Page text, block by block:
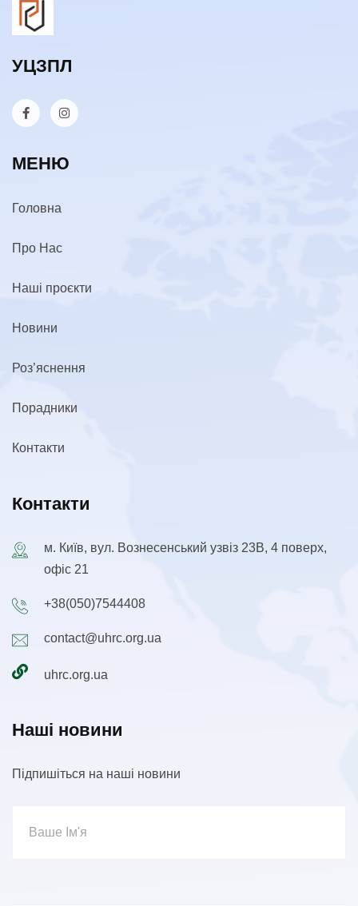
УЦЗПЛ
МЕНЮ
Головна
Про Нас
Наші проєкти
Новини
Роз’яснення
Порадники
Контакти
Контакти
м. Київ, вул. Вознесенський узвіз 23В, 4 поверх,
офіс 21
+38(050)7544408
contact@uhrc.org.ua
uhrc.org.ua
Наші новини
Підпишіться на наші новини